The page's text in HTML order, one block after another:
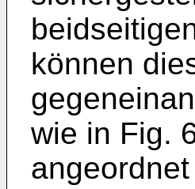
können
wie in Fig.